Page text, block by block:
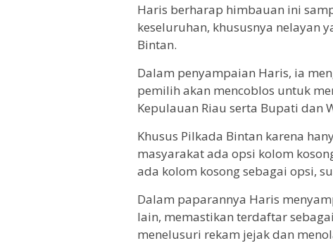
Haris berharap himbauan ini
keseluruhan, khususnya nelayan
Bintan.
Dalam penyampaian Haris, ia
pemilih akan mencoblos untuk
Kepulauan Riau serta Bupati dan
Khusus Pilkada Bintan karena
masyarakat ada opsi kolom
ada kolom kosong sebagai opsi,
Dalam paparannya Haris
lain, memastikan terdaftar
menelusuri rekam jejak dan